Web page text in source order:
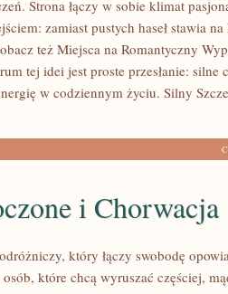
Strona łączy w sobie klimat
zamiast pustych haseł stawia
też Miejsca na Romantyczny
tej idei jest proste przesłanie: silne
w codziennym życiu. Silny
i Chorwacja
który łączy swobodę
które chcą wyruszać częściej,